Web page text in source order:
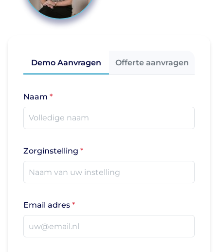
Demo Aanvragen Offerte aanvragen
Naam
Zorginstelling
Email adres